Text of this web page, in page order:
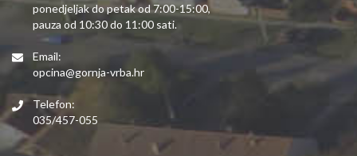
ponedjeljak do petak od 7:00-15:00,
pauza od 10:30 do 11:00 sati.
Email:
opcina@gornja-vrba.hr
Telefon:
035/457-055